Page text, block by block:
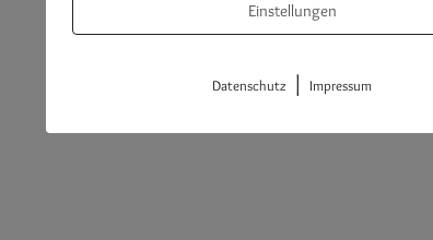
Einstellungen
Datenschutz | Impressum